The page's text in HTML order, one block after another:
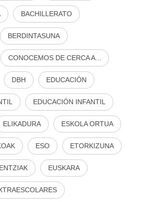
BACHILLERATO
BERDINTASUNA
CONOCEMOS DE CERCA A...
DBH EDUCACIÓN
EDUCACIÓN INFANTIL
ELIKADURA ESKOLA ORTUA
ESO ETORKIZUNA
EUSKARA